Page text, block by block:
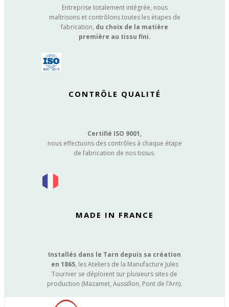
Entreprise totalement intégrée, nous
maîtrisons et contrôlons toutes les étapes de
fabrication, du choix de la matière
première au tissu fini.
CONTRÔLE QUALITÉ
Certifié ISO 9001,
nous effectuons des contrôles à chaque étape
de fabrication de nos tissus.
MADE IN FRANCE
Installés dans le Tarn depuis sa création
en 1865, les Ateliers de la Manufacture Jules
Tournier se déploient sur plusieurs sites de
production (Mazamet, Aussillon, Pont de l’Arn).